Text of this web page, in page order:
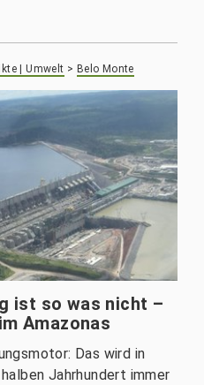
| Umwelt > Belo Monte
ist so was nicht –
Amazonas
Das wird in
Jahrhundert immer